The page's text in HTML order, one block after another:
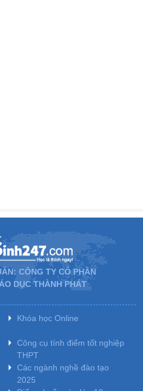
CÔNG TY CỔ PHẦN
DỤC THÀNH PHÁT
Khóa học Online
Công cụ tính điểm tốt nghiệp
THPT
Các ngành nghề đào tạo
2025